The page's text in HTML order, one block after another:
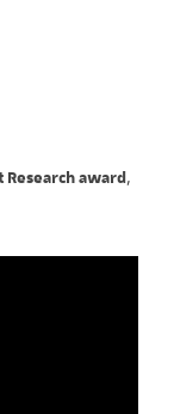
award,